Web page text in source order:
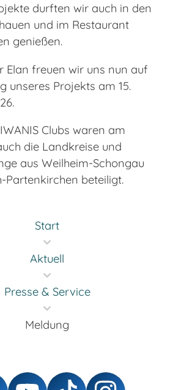
durften wir auch in den
und im Restaurant
genießen.
Elan freuen wir uns nun auf
unseres Projekts am 15.
Clubs waren am
die Landkreise und
aus Weilheim-Schongau
Partenkirchen beteiligt.
Start
Aktuell
Presse & Service
Meldung